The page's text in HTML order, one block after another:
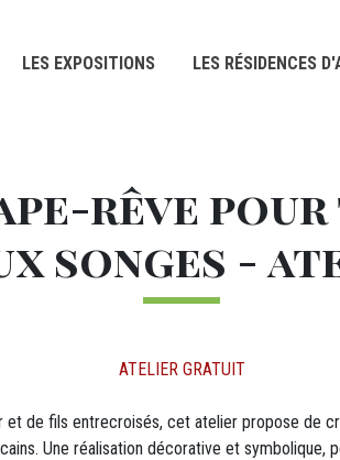
LES EXPOSITIONS LES RÉSIDENCES
rêve
songes -
ATELIER GRATUIT
et de fils entrecroisés, cet atelier propose de
Une réalisation décorative et symbolique,